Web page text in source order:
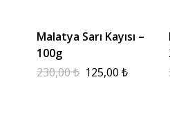
Malatya Sarı Kayısı –
100g
230,00₺ 125,00 ₺